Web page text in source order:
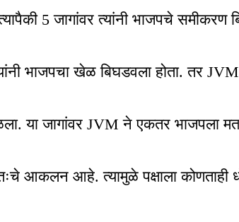
5 जागांवर त्यांनी भाजपचे समीकरण
भाजपचा खेळ बिघडवला होता. तर JVM
जागांवर JVM ने एकतर भाजपला
आकलन आहे. त्यामुळे पक्षाला